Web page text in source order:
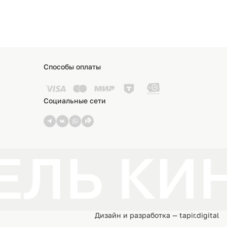
Способы оплаты
Социальные сети
Дизайн и разработка — tapir.digital